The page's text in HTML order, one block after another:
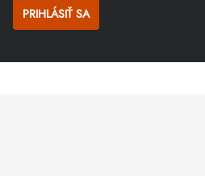
PRIHLÁSIŤ SA